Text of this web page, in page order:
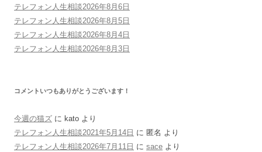
テレフォン人生相談2026年8月6日
テレフォン人生相談2026年8月5日
テレフォン人生相談2026年8月4日
テレフォン人生相談2026年8月3日
コメントいつもありがとうございます！
今週の猫ズ に kato より
テレフォン人生相談2021年5月14日 に 匿名 より
テレフォン人生相談2026年7月11日 に sace より